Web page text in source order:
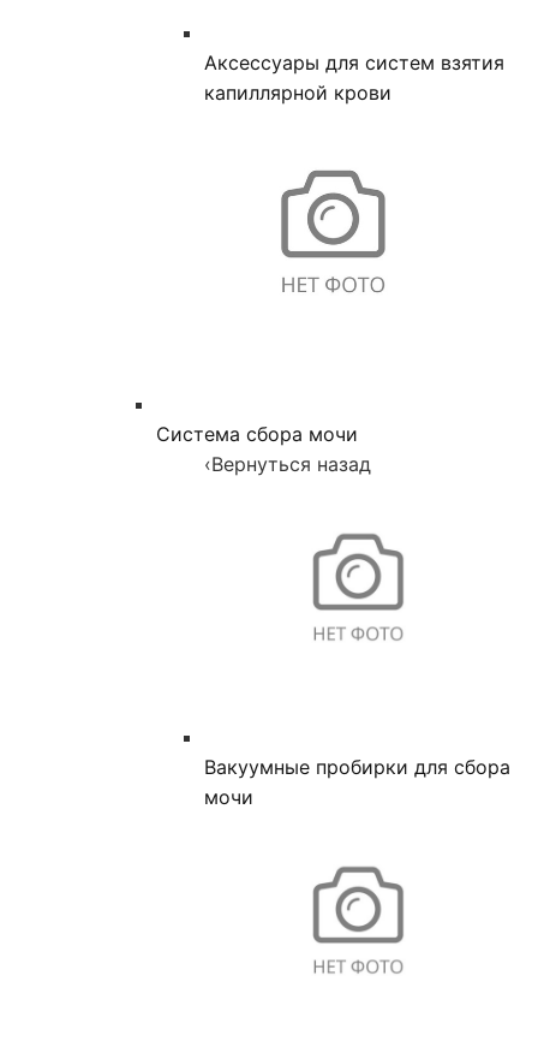
Аксессуары для систем взятия
капиллярной крови
Система сбора мочи
‹Вернуться назад
Вакуумные пробирки для сбора
мочи